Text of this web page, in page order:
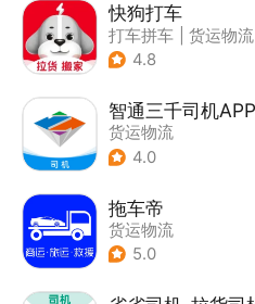
快狗打车
打车拼车
货运物流
4.8
智通三千司机APP
货运物流
4.0
拖车帝
货运物流
5.0